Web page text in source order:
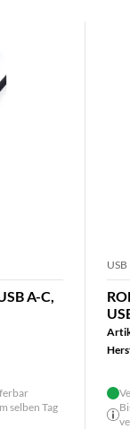
A-C,
selben Tag
USB